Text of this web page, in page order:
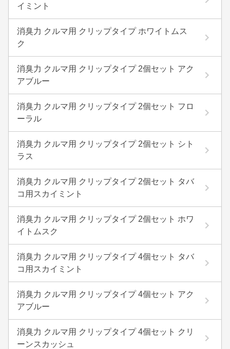
イミント
消臭力 クルマ用 クリップタイプ ホワイトムス
ク
消臭力 クルマ用 クリップタイプ 2個セット アク
アブルー
消臭力 クルマ用 クリップタイプ 2個セット フロ
ーラル
消臭力 クルマ用 クリップタイプ 2個セット シト
ラス
消臭力 クルマ用 クリップタイプ 2個セット タバ
コ用スカイミント
消臭力 クルマ用 クリップタイプ 2個セット ホワ
イトムスク
消臭力 クルマ用 クリップタイプ 4個セット タバ
コ用スカイミント
消臭力 クルマ用 クリップタイプ 4個セット アク
アブルー
消臭力 クルマ用 クリップタイプ 4個セット クリ
ーンスカッシュ